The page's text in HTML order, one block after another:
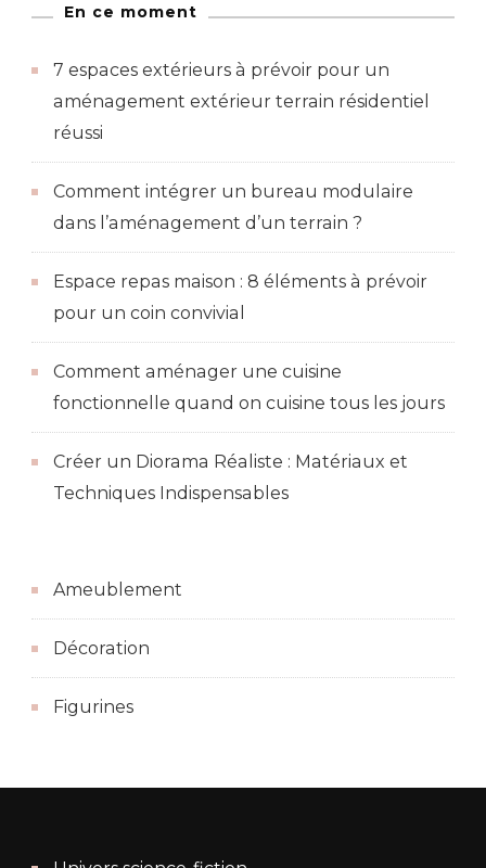
En ce moment
7 espaces extérieurs à prévoir pour un
aménagement extérieur terrain résidentiel
réussi
Comment intégrer un bureau modulaire
dans l’aménagement d’un terrain ?
Espace repas maison : 8 éléments à prévoir
pour un coin convivial
Comment aménager une cuisine
fonctionnelle quand on cuisine tous les jours
Créer un Diorama Réaliste : Matériaux et
Techniques Indispensables
Ameublement
Décoration
Figurines